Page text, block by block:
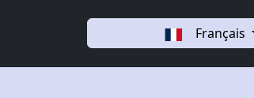
Français